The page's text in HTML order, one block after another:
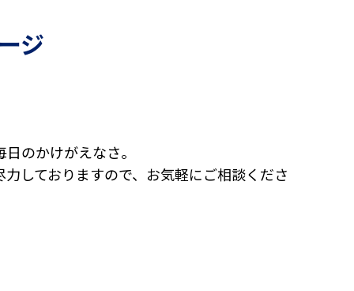
ジ
のかけがえなさ。
しておりますので、お気軽にご相談くださ